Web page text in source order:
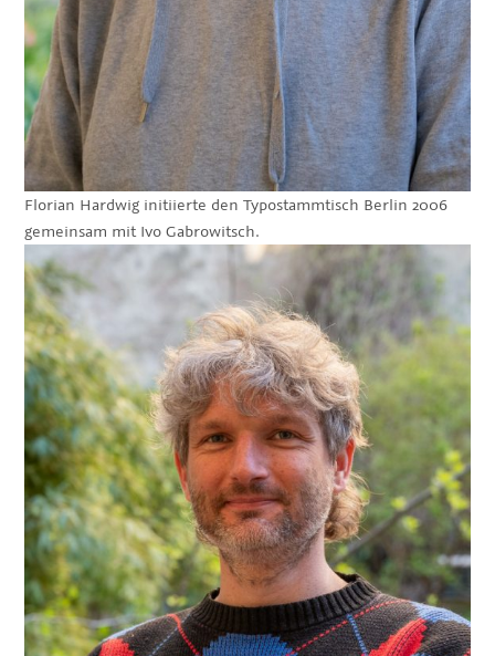
Florian Hardwig initiierte den Typostammtisch Berlin 2006
gemeinsam mit Ivo Gabrowitsch.